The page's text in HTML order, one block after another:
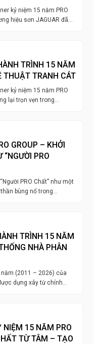
kỷ niệm 15 năm PRO
hiệu sơn JAGUAR đã…
TRÌNH 15 NĂM
THUẬT TRANH CÁT
kỷ niệm 15 năm PRO
lại trọn vẹn trong…
GROUP – KHỞI
“NGƯỜI PRO
PRO Chất” như một
bùng nổ trong…
TRÌNH 15 NĂM
NHÀ PHÂN
(2011 – 2026) của
dựng xây từ chính…
NIỆM 15 NĂM PRO
TỪ TÂM – TẠO